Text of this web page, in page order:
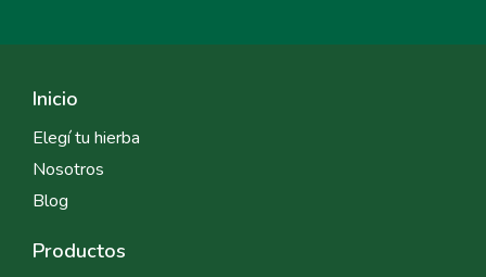
Inicio
Elegí tu hierba
Nosotros
Blog
Productos